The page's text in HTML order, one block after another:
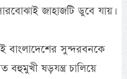
জাহাজটি ডুবে যায়।
বাংলাদেশের সুন্দরবনকে
বহুমুখী ষড়যন্ত্র চালিয়ে